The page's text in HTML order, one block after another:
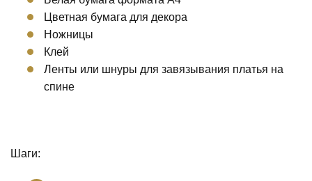
Цветная бумага для декора
Ножницы
Клей
Ленты или шнуры для завязывания платья на
спине
Шаги: